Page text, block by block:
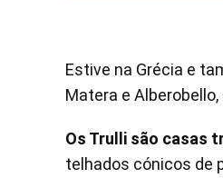
Estive na Grécia e
Matera e
Os Trulli são casas
telhados cónicos de